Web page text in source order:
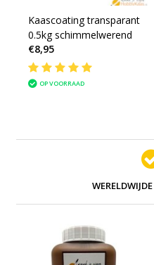
Kaascoating transparant
0.5kg schimmelwerend
€8,95
OP VOORRAAD